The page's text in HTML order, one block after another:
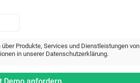
Produkte, Services und Dienstleistungen von
in unserer Datenschutzerklärung.